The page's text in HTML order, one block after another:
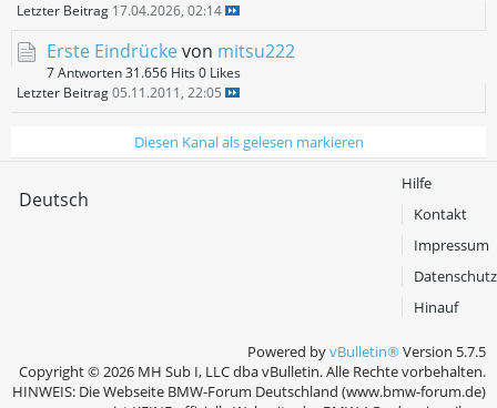
Letzter Beitrag 17.04.2026, 02:14
Erste Eindrückevon mitsu222
7 Antworten31.656 Hits 0 Likes
Letzter Beitrag05.11.2011, 22:05
Diesen Kanal als gelesen markieren
Deutsch
Hilfe
Kontakt
Impressum
Datenschutz
Hinauf
Powered byvBulletin®Version 5.7.5
Copyright © 2026 MH Sub I, LLC dba vBulletin. Alle Rechte vorbehalten.
HINWEIS: Die Webseite BMW-Forum Deutschland (www.bmw-forum.de)